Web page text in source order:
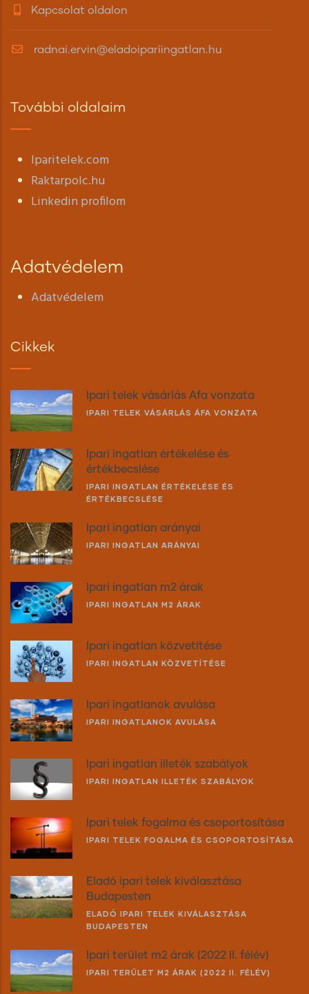
Kapcsolat oldalon
radnai.ervin@eladoipariingatlan.hu
További oldalaim
Iparitelek.com
Raktarpolc.hu
Linkedin profilom
Adatvédelem
Adatvédelem
Cikkek
Ipari telek vásárlás Áfa vonzata
IPARI TELEK VÁSÁRLÁS ÁFA VONZATA
Ipari ingatlan értékelése és
értékbecslése
IPARI INGATLAN ÉRTÉKELÉSE ÉS
ÉRTÉKBECSLÉSE
Ipari ingatlan arányai
IPARI INGATLAN ARÁNYAI
Ipari ingatlan m2 árak
IPARI INGATLAN M2 ÁRAK
Ipari ingatlan közvetítése
IPARI INGATLAN KÖZVETÍTÉSE
Ipari ingatlanok avulása
IPARI INGATLANOK AVULÁSA
Ipari ingatlan illeték szabályok
IPARI INGATLAN ILLETÉK SZABÁLYOK
Ipari telek fogalma és csoportosítása
IPARI TELEK FOGALMA ÉS CSOPORTOSÍTÁSA
Eladó ipari telek kiválasztása
Budapesten
ELADÓ IPARI TELEK KIVÁLASZTÁSA
BUDAPESTEN
Ipari terület m2 árak (2022 II. félév)
IPARI TERÜLET M2 ÁRAK (2022 II. FÉLÉV)